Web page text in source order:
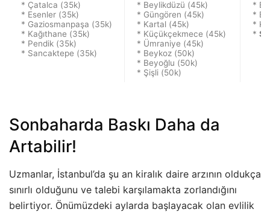
* Çatalca (35k)
* Esenler (35k)
* Gaziosmanpaşa (35k)
* Kağıthane (35k)
* Pendik (35k)
* Sancaktepe (35k)
* Beylikdüzü (45k)
* Güngören (45k)
* Kartal (45k)
* Küçükçekmece (45k)
* Ümraniye (45k)
* Beykoz (50k)
* Beyoğlu (50k)
* Şişli (50k)
*
*
*
*
Sonbaharda Baskı Daha da
Artabilir!
Uzmanlar, İstanbul’da şu an kiralık daire arzının oldukça
sınırlı olduğunu ve talebi karşılamakta zorlandığını
belirtiyor. Önümüzdeki aylarda başlayacak olan evlilik